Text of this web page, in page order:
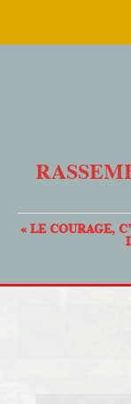
« LE COURAGE,